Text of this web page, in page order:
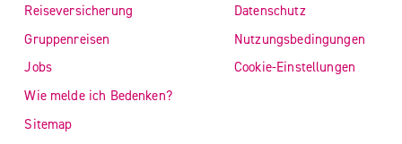
Reiseversicherung
Gruppenreisen
Jobs
Wie melde ich Bedenken?
Sitemap
Datenschutz
Nutzungsbedingungen
Cookie-Einstellungen